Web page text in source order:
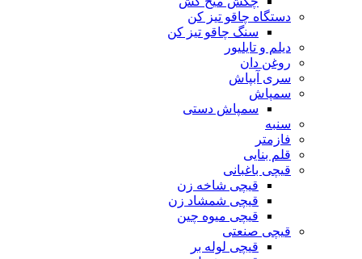
دستگاه چاقو تیز کن
سنگ چاقو تیز کن
دیلم و تایلیور
روغن دان
سری آبپاش
سمپاش
سمپاش دستی
سنبه
فازمتر
قلم بنایی
قیچی باغبانی
قیچی شاخه زن
قیچی شمشاد زن
قیچی میوه چین
قیچی صنعتی
قیچی لوله بر